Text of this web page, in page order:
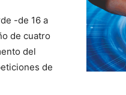
-de 16 a
de cuatro
del
de